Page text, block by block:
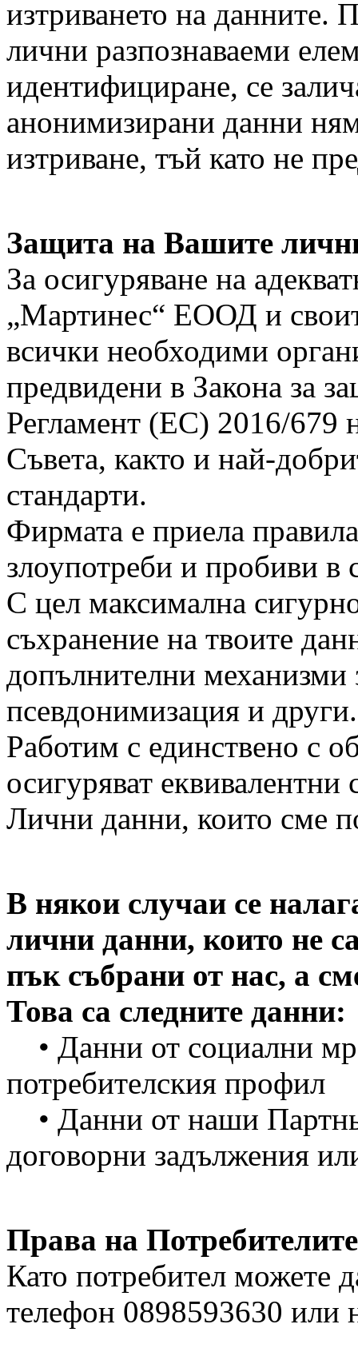
изтриването на данните.
лични разпознаваеми
идентифициране, се
анонимизирани данни
изтриване, тъй като не
Защита на Вашите
За осигуряване на
„Мартинес“ ЕООД и
всички необходими
предвидени в Закона за
Регламент (ЕС) 2016/679
Съвета, както и най-
стандарти.
Фирмата е приела
злоупотреби и пробиви в
С цел максимална
съхранение на твоите
допълнителни механизми
псевдонимизация и други.
Работим с единствено с
осигуряват еквивалентни
Лични данни, които сме
В някои случаи се
лични данни, които не
пък събрани от нас, а
Това са следните данни:
• Данни от социални
потребителския профил
• Данни от наши
договорни задължения
Права на Потребителите
Като потребител можете
телефон 0898593630